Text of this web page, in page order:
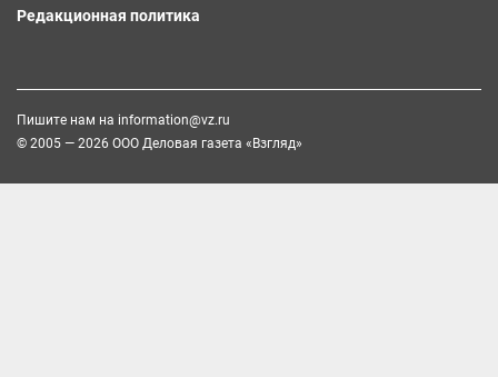
Редакционная политика
Пишите нам на information@vz.ru
© 2005 — 2026 ООО Деловая газета «Взгляд»